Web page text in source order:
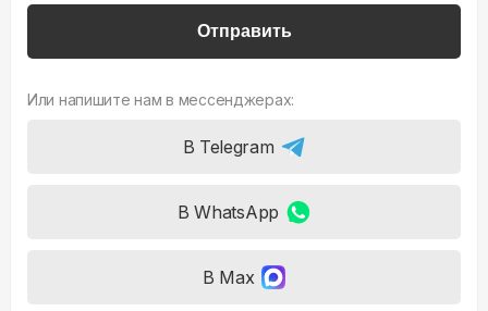
Отправить
Или напишите нам в мессенджерах:
В Telegram
В WhatsApp
В Max